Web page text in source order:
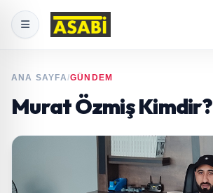
ANA SAYFA/GÜNDEM
Murat Özmiş Kimdir?